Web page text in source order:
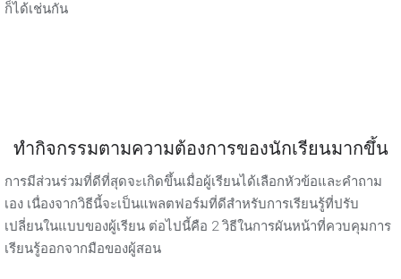
ก็ได้เช่นกัน
ทำกิจกรรมตามความต้องการของนักเรียนมากขึ้น
การมีส่วนร่วมที่ดีที่สุดจะเกิดขึ้นเมื่อผู้เรียนได้เลือกหัวข้อและคำถาม
เอง เนื่องจากวิธีนี้จะเป็นแพลตฟอร์มที่ดีสำหรับการเรียนรู้ที่ปรับ
เปลี่ยนในแบบของผู้เรียน ต่อไปนี้คือ 2 วิธีในการผันหน้าที่ควบคุมการ
เรียนรู้ออกจากมือของผู้สอน